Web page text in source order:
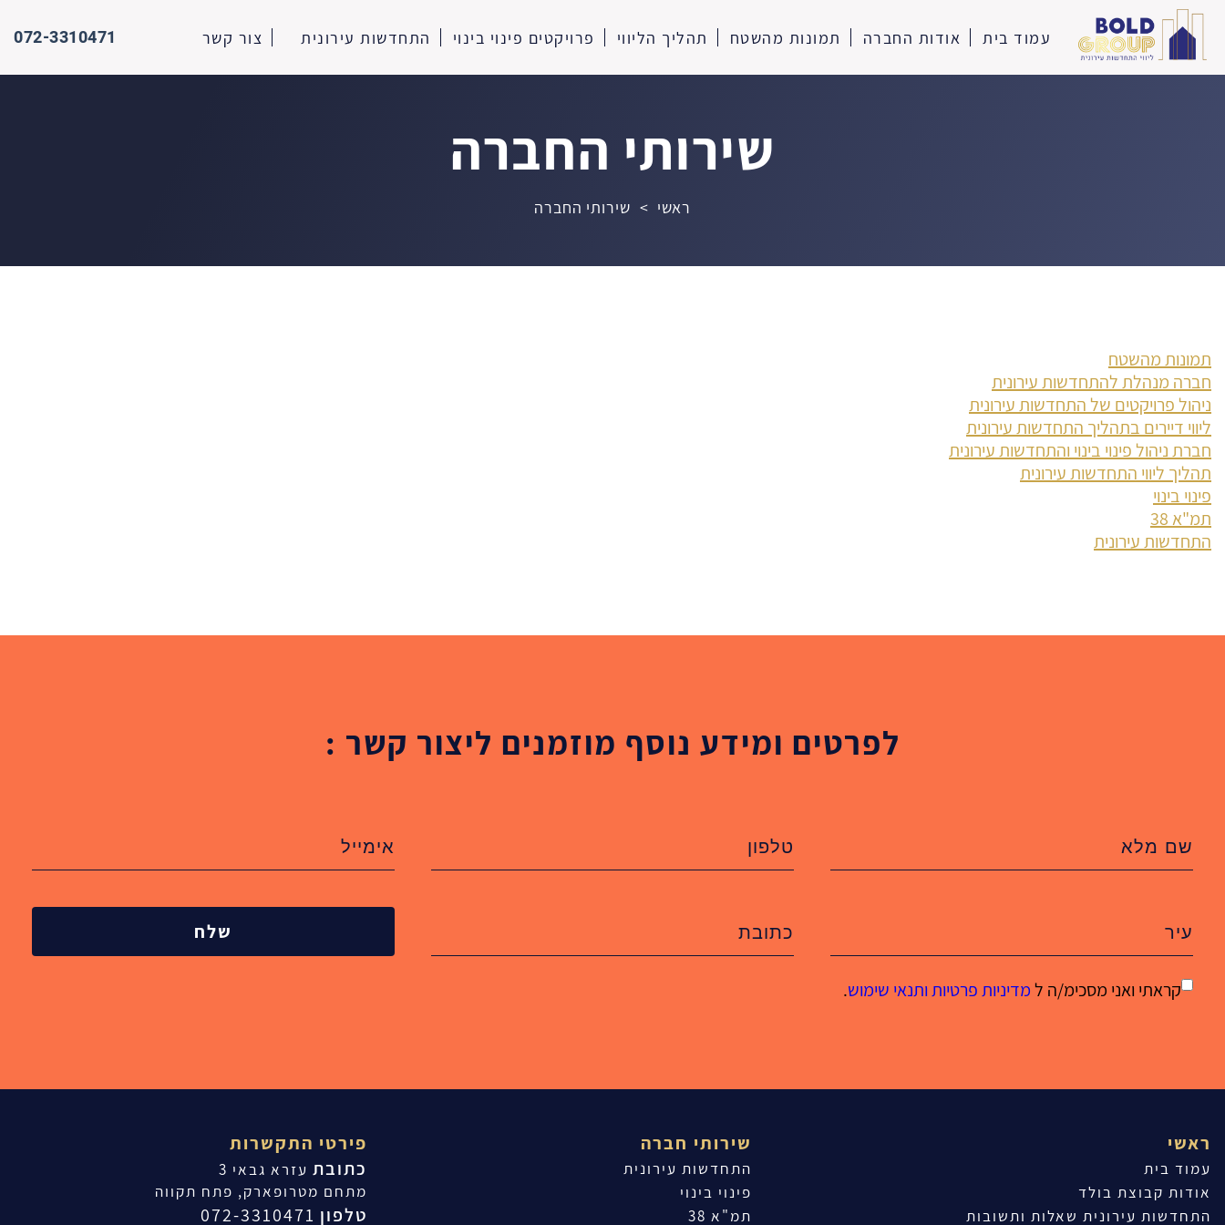
עמוד בית אודות החברה תמונות מהשטח תהליך הליווי פרויקטים פינוי בינוי התחדשות עירונית צור קשר 072-3310471
שירותי החברה
ראשי > שירותי החברה
תמונות מהשטח
חברה מנהלת להתחדשות עירונית
ניהול פרויקטים של התחדשות עירונית
ליווי דיירים בתהליך התחדשות עירונית
חברת ניהול פינוי בינוי והתחדשות עירונית
תהליך ליווי התחדשות עירונית
פינוי בינוי
תמ"א 38
התחדשות עירונית
לפרטים ומידע נוסף מוזמנים ליצור קשר :
קראתי ואני מסכימ/ה למדיניות פרטיות ותנאי שימוש.
שלח
ראשי
עמוד בית
אודות קבוצת בולד
התחדשות עירונית שאלות ותשובות
שירותי חברה
התחדשות עירונית
פינוי בינוי
תמ"א 38
פירטי התקשרות
כתובת עזרא גבאי 3
מתחם מטרופארק, פתח תקווה
טלפון 072-3310471